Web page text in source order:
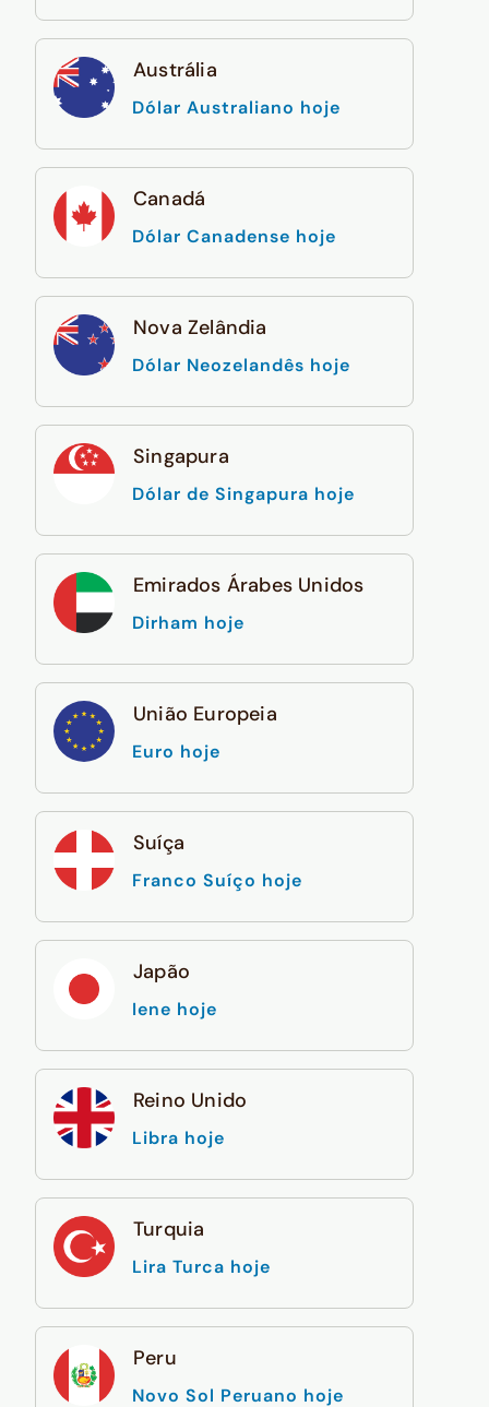
Austrália
Dólar Australiano hoje
Canadá
Dólar Canadense hoje
Nova Zelândia
Dólar Neozelandês hoje
Singapura
Dólar de Singapura hoje
Emirados Árabes Unidos
Dirham hoje
União Europeia
Euro hoje
Suíça
Franco Suíço hoje
Japão
Iene hoje
Reino Unido
Libra hoje
Turquia
Lira Turca hoje
Peru
Novo Sol Peruano hoje